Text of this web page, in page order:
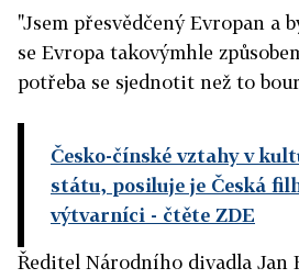
"Jsem přesvědčený Evropan a
se Evropa takovýmhle
potřeba se sjednotit než to
Česko-čínské vztahy v
státu, posiluje je Česká
výtvarníci - čtěte ZDE
Ředitel Národního divadla Jan